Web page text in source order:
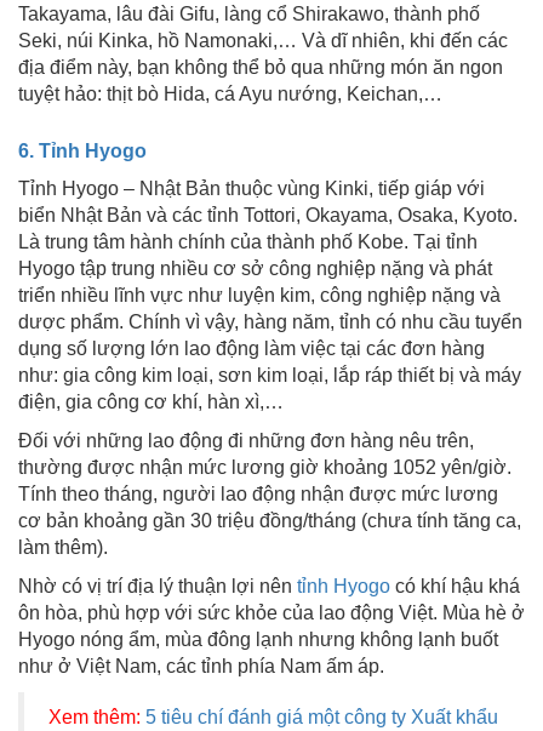
Takayama, lâu đài Gifu, làng cổ Shirakawo, thành phố
Seki, núi Kinka, hồ Namonaki,… Và dĩ nhiên, khi đến các
địa điểm này, bạn không thể bỏ qua những món ăn ngon
tuyệt hảo: thịt bò Hida, cá Ayu nướng, Keichan,…
6. Tỉnh Hyogo
Tỉnh Hyogo – Nhật Bản thuộc vùng Kinki, tiếp giáp với
biển Nhật Bản và các tỉnh Tottori, Okayama, Osaka, Kyoto.
Là trung tâm hành chính của thành phố Kobe. Tại tỉnh
Hyogo tập trung nhiều cơ sở công nghiệp nặng và phát
triển nhiều lĩnh vực như luyện kim, công nghiệp nặng và
dược phẩm. Chính vì vậy, hàng năm, tỉnh có nhu cầu tuyển
dụng số lượng lớn lao động làm việc tại các đơn hàng
như: gia công kim loại, sơn kim loại, lắp ráp thiết bị và máy
điện, gia công cơ khí, hàn xì,…
Đối với những lao động đi những đơn hàng nêu trên,
thường được nhận mức lương giờ khoảng 1052 yên/giờ.
Tính theo tháng, người lao động nhận được mức lương
cơ bản khoảng gần 30 triệu đồng/tháng (chưa tính tăng ca,
làm thêm).
Nhờ có vị trí địa lý thuận lợi nên tỉnh Hyogo có khí hậu khá
ôn hòa, phù hợp với sức khỏe của lao động Việt. Mùa hè ở
Hyogo nóng ẩm, mùa đông lạnh nhưng không lạnh buốt
như ở Việt Nam, các tỉnh phía Nam ấm áp.
Xem thêm: 5 tiêu chí đánh giá một công ty Xuất khẩu